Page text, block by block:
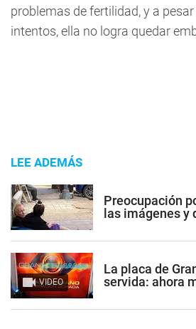
problemas de fertilidad, y a
intentos, ella no logra quedar
LEE ADEMÁS
Preocupación
las imágenes y
VIDEO
La placa de
servida: ahora